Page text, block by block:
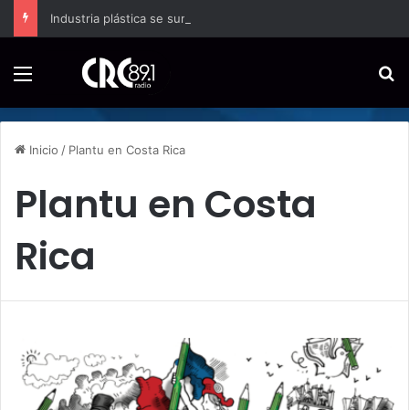
Industria plástica se suma a la economía circular
Inicio / Plantu en Costa Rica
Plantu en Costa
Rica